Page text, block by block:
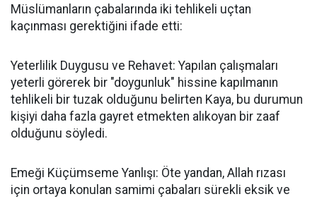
Müslümanların çabalarında iki tehlikeli uçtan
kaçınması gerektiğini ifade etti:
Yeterlilik Duygusu ve Rehavet: Yapılan çalışmaları
yeterli görerek bir "doygunluk" hissine kapılmanın
tehlikeli bir tuzak olduğunu belirten Kaya, bu durumun
kişiyi daha fazla gayret etmekten alıkoyan bir zaaf
olduğunu söyledi.
Emeği Küçümseme Yanlışı: Öte yandan, Allah rızası
için ortaya konulan samimi çabaları sürekli eksik ve